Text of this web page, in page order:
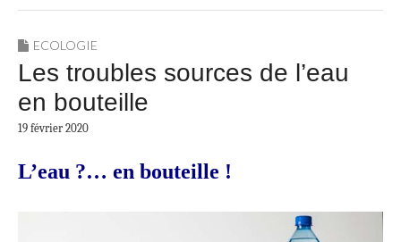
ECOLOGIE
Les troubles sources de l’eau
en bouteille
19 février 2020
L’eau ?… en bouteille !